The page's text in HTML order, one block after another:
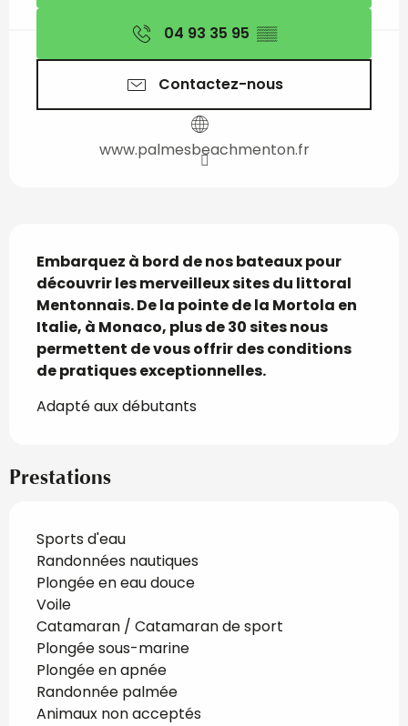
04 93 35 95 ▒▒
Contactez-nous
www.palmesbeachmenton.fr
Description
Embarquez à bord de nos bateaux pour
découvrir les merveilleux sites du littoral
Mentonnais. De la pointe de la Mortola en
Italie, à Monaco, plus de 30 sites nous
permettent de vous offrir des conditions
de pratiques exceptionnelles.
Adapté aux débutants
Prestations
Sports d'eau
Randonnées nautiques
Plongée en eau douce
Voile
Catamaran / Catamaran de sport
Plongée sous-marine
Plongée en apnée
Randonnée palmée
Animaux non acceptés